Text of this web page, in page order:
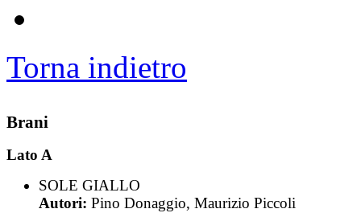
Torna indietro
Brani
Lato A
SOLE GIALLO
Autori: Pino Donaggio, Maurizio Piccoli